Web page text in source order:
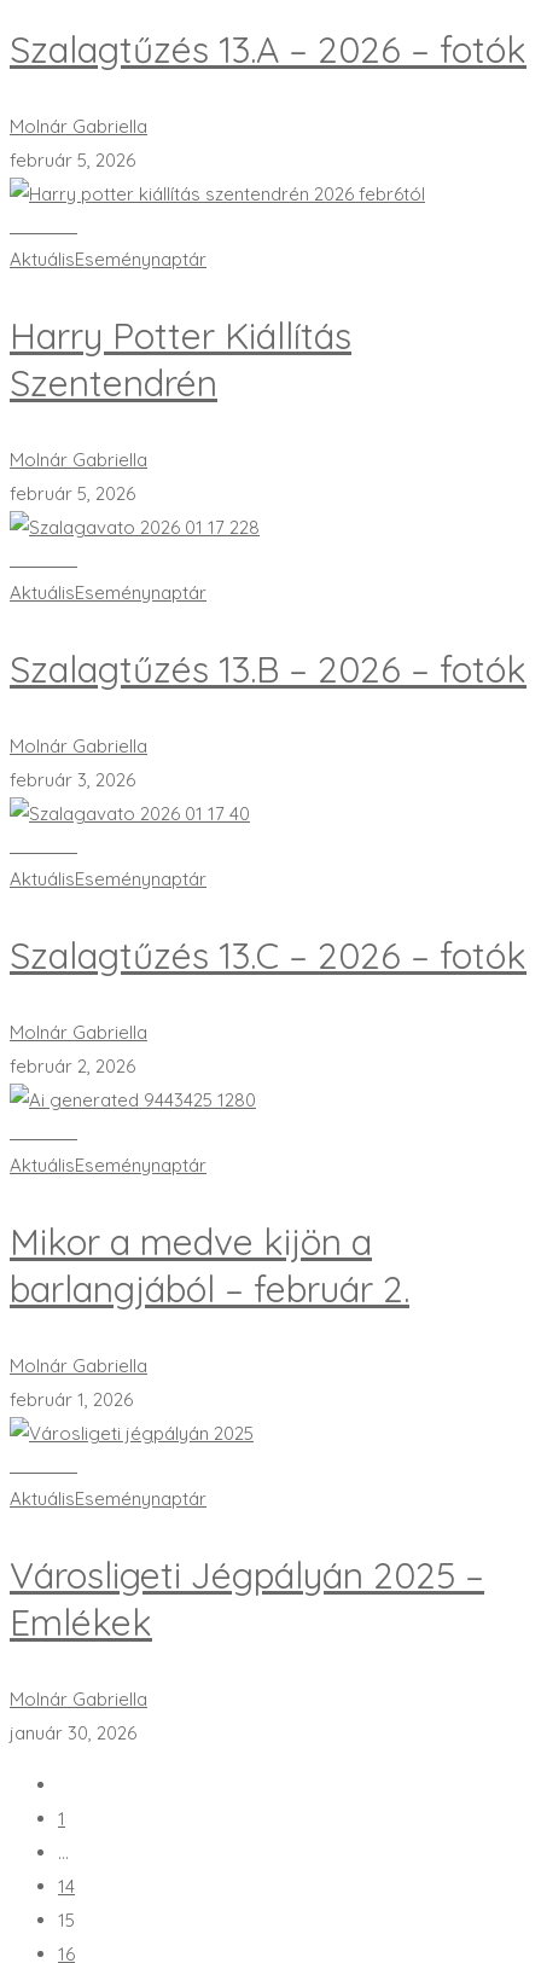
Szalagtűzés 13.A – 2026 – fotók
Molnár Gabriella
február 5, 2026
AktuálisEseménynaptár
Harry Potter Kiállítás
Szentendrén
Molnár Gabriella
február 5, 2026
AktuálisEseménynaptár
Szalagtűzés 13.B – 2026 – fotók
Molnár Gabriella
február 3, 2026
AktuálisEseménynaptár
Szalagtűzés 13.C – 2026 – fotók
Molnár Gabriella
február 2, 2026
AktuálisEseménynaptár
Mikor a medve kijön a
barlangjából – február 2.
Molnár Gabriella
február 1, 2026
AktuálisEseménynaptár
Városligeti Jégpályán 2025 –
Emlékek
Molnár Gabriella
január 30, 2026
1
…
14
15
16